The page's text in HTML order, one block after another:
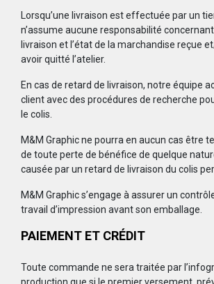
Lorsqu’une livraison est effectuée par un
n’assume aucune responsabilité
livraison et l’état de la marchandise reçue
avoir quitté l’atelier.
En cas de retard de livraison, notre équipe
client avec des procédures de recherche
le colis.
M&M Graphic ne pourra en aucun cas être
de toute perte de bénéfice de quelque
causée par un retard de livraison du colis
M&M Graphic s’engage à assurer un
travail d’impression avant son emballage.
PAIEMENT ET CRÉDIT
Toute commande ne sera traitée par